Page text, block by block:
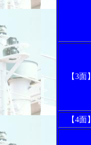
【3面】
【4面】